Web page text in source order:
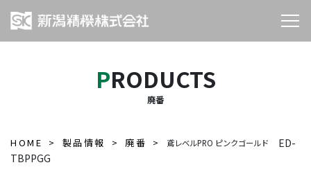
PRODUCTS
廃番
HOME 製品情報 廃番 鳶レベルPRO ピンクゴールド
ED-
TBPPGG